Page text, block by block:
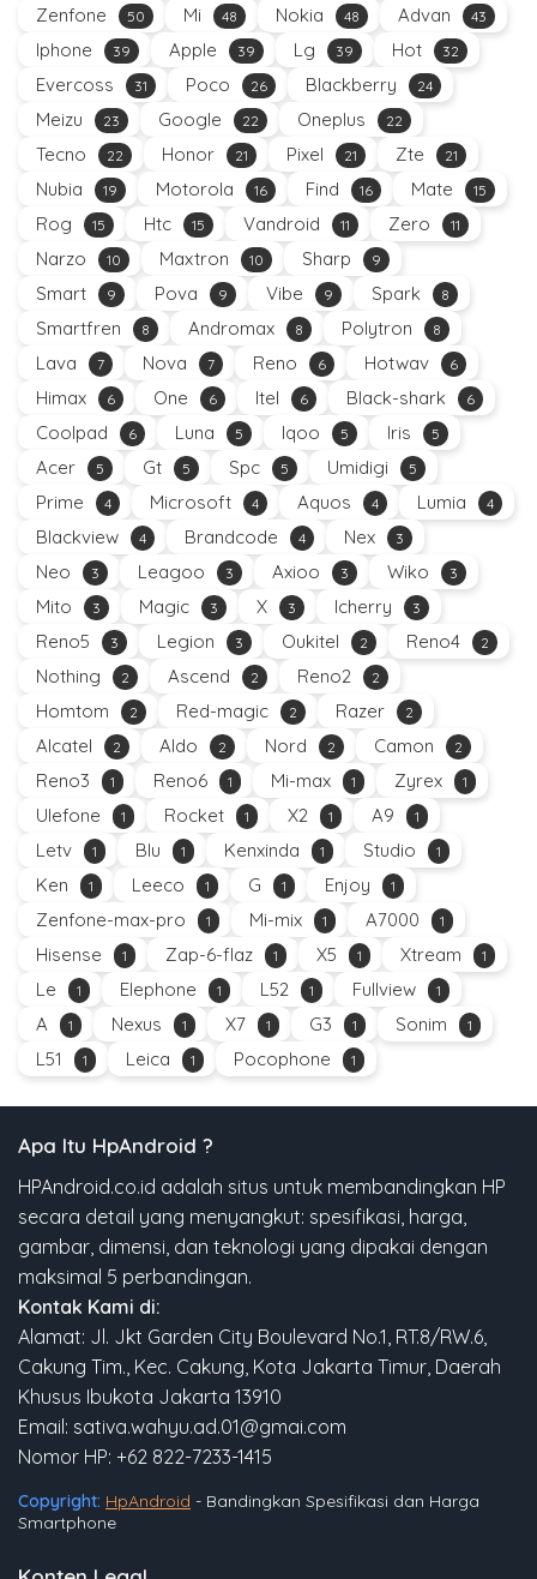
Zenfone 50 Mi 48 Nokia 48 Advan 43
Iphone 39 Apple 39 Lg 39 Hot 32
Evercoss 31 Poco 26 Blackberry 24
Meizu 23 Google 22 Oneplus 22
Tecno 22 Honor 21 Pixel 21 Zte 21
Nubia 19 Motorola 16 Find 16 Mate 15
Rog 15 Htc 15 Vandroid 11 Zero 11
Narzo 10 Maxtron 10 Sharp 9
Smart 9 Pova 9 Vibe 9 Spark 8
Smartfren 8 Andromax 8 Polytron 8
Lava 7 Nova 7 Reno 6 Hotwav 6
Himax 6 One 6 Itel 6 Black-shark 6
Coolpad 6 Luna 5 Iqoo 5 Iris 5
Acer 5 Gt 5 Spc 5 Umidigi 5
Prime 4 Microsoft 4 Aquos 4 Lumia 4
Blackview 4 Brandcode 4 Nex 3
Neo 3 Leagoo 3 Axioo 3 Wiko 3
Mito 3 Magic 3 X 3 Icherry 3
Reno5 3 Legion 3 Oukitel 2 Reno4 2
Nothing 2 Ascend 2 Reno2 2
Homtom 2 Red-magic 2 Razer 2
Alcatel 2 Aldo 2 Nord 2 Camon 2
Reno3 1 Reno6 1 Mi-max 1 Zyrex 1
Ulefone 1 Rocket 1 X2 1 A9 1
Letv 1 Blu 1 Kenxinda 1 Studio 1
Ken 1 Leeco 1 G 1 Enjoy 1
Zenfone-max-pro 1 Mi-mix 1 A7000 1
Hisense 1 Zap-6-flaz 1 X5 1 Xtream 1
Le 1 Elephone 1 L52 1 Fullview 1
A 1 Nexus 1 X7 1 G3 1 Sonim 1
L51 1 Leica 1 Pocophone 1
Apa Itu HpAndroid ?
HPAndroid.co.id adalah situs untuk membandingkan HP
secara detail yang menyangkut: spesifikasi, harga,
gambar, dimensi, dan teknologi yang dipakai dengan
maksimal 5 perbandingan.
Kontak Kami di:
Alamat: Jl. Jkt Garden City Boulevard No.1, RT.8/RW.6,
Cakung Tim., Kec. Cakung, Kota Jakarta Timur, Daerah
Khusus Ibukota Jakarta 13910
Email: sativa.wahyu.ad.01@gmai.com
Nomor HP: +62 822-7233-1415
Copyright: HpAndroid - Bandingkan Spesifikasi dan Harga
Smartphone